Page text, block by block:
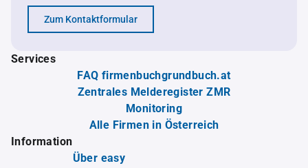
Zum Kontaktformular
Services
FAQ firmenbuchgrundbuch.at
Zentrales Melderegister ZMR
Monitoring
Alle Firmen in Österreich
Information
Über easy